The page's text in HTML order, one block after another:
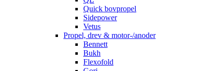
Quick bovpropel
Sidepower
Vetus
Propel, drev & motor-/anoder
Bennett
Bukh
Flexofold